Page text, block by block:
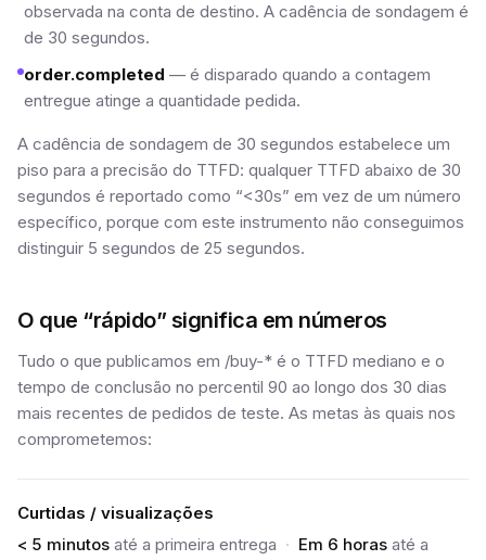
observada na conta de destino. A cadência de sondagem é
de 30 segundos.
order.completed — é disparado quando a contagem
entregue atinge a quantidade pedida.
A cadência de sondagem de 30 segundos estabelece um
piso para a precisão do TTFD: qualquer TTFD abaixo de 30
segundos é reportado como “<30s” em vez de um número
específico, porque com este instrumento não conseguimos
distinguir 5 segundos de 25 segundos.
O que “rápido” significa em números
Tudo o que publicamos em /buy-* é o TTFD mediano e o
tempo de conclusão no percentil 90 ao longo dos 30 dias
mais recentes de pedidos de teste. As metas às quais nos
comprometemos:
Curtidas / visualizações
< 5 minutos até a primeira entrega · Em 6 horas até a